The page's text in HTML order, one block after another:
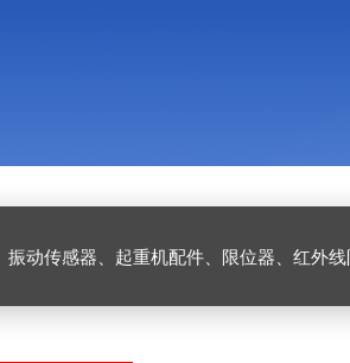
振动传感器、起重机配件、限位器、红外线防撞器